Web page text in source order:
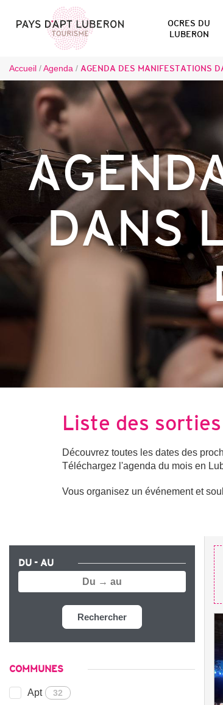
OCRES DU
LUBERON
Accueil /Agenda / AGENDA DES MANIFESTATIONS
DANS
Liste des
Découvrez toutes les dates des
Téléchargez l'agenda du mois en
Vous organisez un événement et
DU - AU
Rechercher
COMMUNES
Apt 32